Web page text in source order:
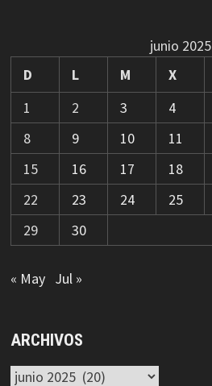
junio 2025
D
L M X
1
2 3 4
8
9 10 11
15
16 17 18
22
23 24 25
29
30
« May Jul »
ARCHIVOS
Archivos